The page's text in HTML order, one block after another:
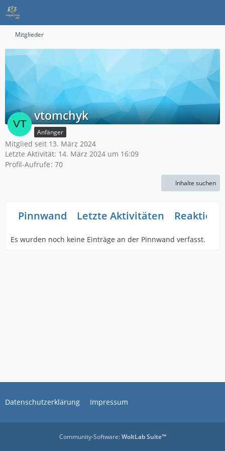
Mitglieder
vtomchyk
Anfänger
Mitglied seit 13. März 2024
Letzte Aktivität: 14. März 2024 um 16:09
Profil-Aufrufe 70
Inhalte suchen
Pinnwand Letzte Aktivitäten
Es wurden noch keine Einträge an der Pinnwand verfasst.
Datenschutzerklärung Impressum
Community-Software:WoltLab Suite™